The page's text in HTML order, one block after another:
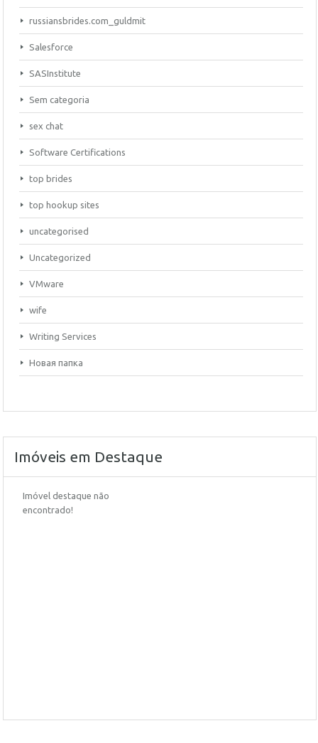
russiansbrides.com_guldmit
Salesforce
SASInstitute
Sem categoria
sex chat
Software Certifications
top brides
top hookup sites
uncategorised
Uncategorized
VMware
wife
Writing Services
Новая папка
Imóveis em Destaque
Imóvel destaque não
encontrado!